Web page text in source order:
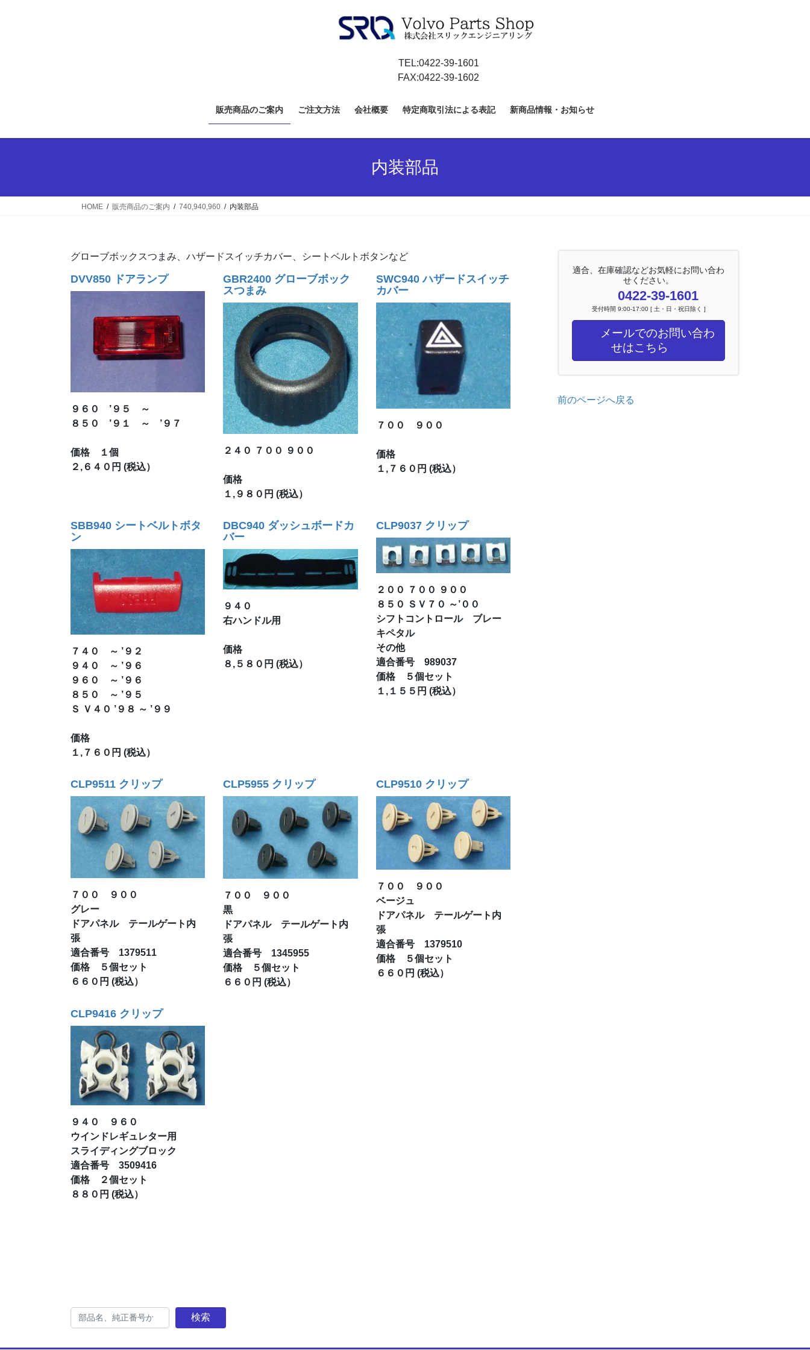
プ
動
TEL:0422-39-1601
FAX:0422-39-1602
販売商品のご案内 ご注文方法 会社概要 特定商取引法による表記 新商品情報・お知らせ
内装部品
HOME 販売商品のご案内 740,940,960 内装部品
グローブボックスつまみ、ハザードスイッチカバー、シートベルトボタンなど
DVV850 ドアランプ
９６０ ’９５ ～
８５０ ’９１ ～ ’９７
価格 １個
２,６４０円 (税込）
GBR2400 グローブボック
スつまみ
２４０ ７００ ９００
価格
１,９８０円 (税込）
SWC940 ハザードスイッチ
カバー
７００ ９００
価格
１,７６０円 (税込）
SBB940 シートベルトボタ
ン
７４０ ～ ’９２
９４０ ～ ’９６
９６０ ～ ’９６
８５０ ～ ’９５
Ｓ Ｖ４０ ’９８ ～ ’９９
価格
１,７６０円 (税込）
DBC940 ダッシュボードカ
バー
９４０
右ハンドル用
価格
８,５８０円 (税込）
CLP9037 クリップ
２００ ７００ ９００
８５０ ＳＶ７０ ～’００
シフトコントロール ブレー
キペタル
その他
適合番号 989037
価格 ５個セット
１,１５５円 (税込）
CLP9511 クリップ
７００ ９００
グレー
ドアパネル テールゲート内
張
適合番号 1379511
価格 ５個セット
６６０円 (税込）
CLP5955 クリップ
７００ ９００
黒
ドアパネル テールゲート内
張
適合番号 1345955
価格 ５個セット
６６０円 (税込）
CLP9510 クリップ
７００ ９００
ベージュ
ドアパネル テールゲート内
張
適合番号 1379510
価格 ５個セット
６６０円 (税込）
CLP9416 クリップ
９４０ ９６０
ウインドレギュレター用
スライディングブロック
適合番号 3509416
価格 ２個セット
８８０円 (税込）
適合、在庫確認などお気軽にお問い合わ
せください。
0422-39-1601
受付時間 9:00-17:00 [ 土・日・祝日除く ]
メールでのお問い合わ
せはこちら
前のページへ戻る
検索